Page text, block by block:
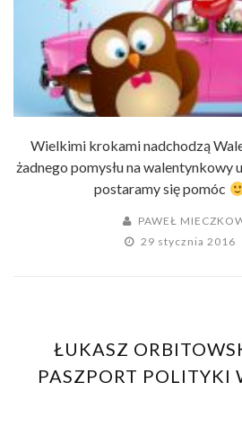
Wielkimi krokami nadchodzą
żadnego pomysłu na walentynkowy
postaramy się pomóc
PAWEŁ
29 stycznia 2016
ŁUKASZ
PASZPORT POLITYKI